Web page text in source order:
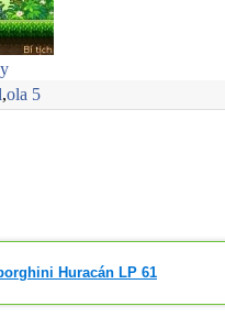
,ola 5
Huracán LP 61